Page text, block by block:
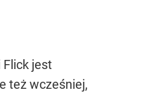
jest
też wcześniej,